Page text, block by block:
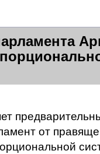
от